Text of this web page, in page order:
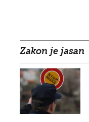
Zakon je jasan